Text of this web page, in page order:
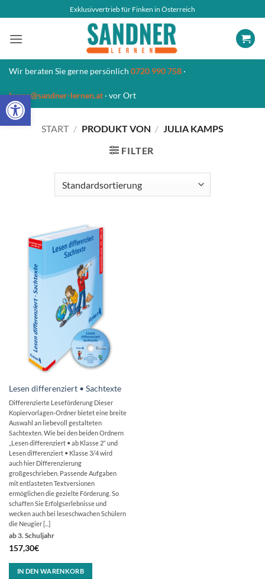
Open toolbar
Inhalt
springen
Exklusivvertrieb für Finken in Österreich
Wir beraten Sie gerne persönlich 0720 990 758 ·
buero@sandner-lernen.at · vor Ort
START / PRODUKT VON / JULIA KAMPS
FILTER
Lesen differenziert • Sachtexte
ab 3. Schuljahr
157,30€
Differenzierte Leseförderung Dieser
Kopiervorlagen-Ordner bietet eine breite
Auswahl an liebevoll gestalteten
Sachtexten. Wie bei den beiden Ordnern
„Lesen differenziert • ab Klasse 2“ und
Lesen differenziert • Klasse 3/4 wird
auch hier Differenzierung
großgeschrieben. Passende Aufgaben
mit entlasteten Textversionen
ermöglichen die gezielte Förderung. So
schaffen Sie Erfolgserlebnisse und
wecken auch bei leseschwachen Schülern
die Neugier [...]
IN DEN WARENKORB